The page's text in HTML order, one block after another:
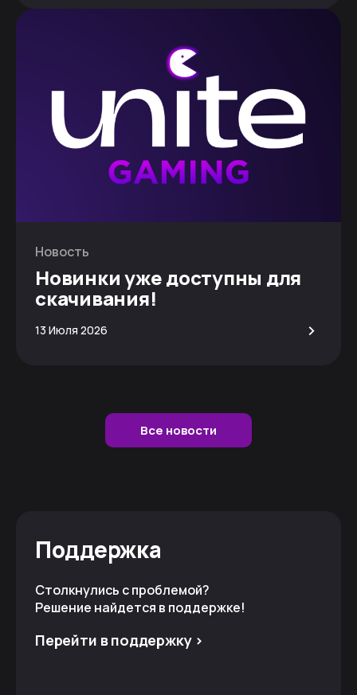
Новость
Новинки уже доступны для
скачивания!
13 Июля 2026 >
Все новости
Поддержка
Столкнулись с проблемой?
Решение найдется в поддержке!
Перейти в поддержку >